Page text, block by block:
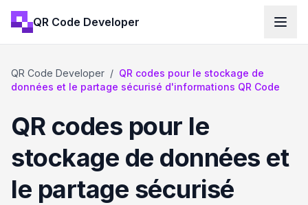
QR Code Developer
QR Code Developer / QR codes pour le stockage de
données et le partage sécurisé d'informations QR Code
QR codes pour le
stockage de données et
le partage sécurisé